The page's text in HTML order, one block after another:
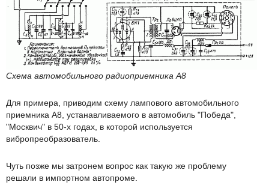
Схема автомобильного радиоприемника А8
Для примера, приводим схему лампового автомобильного
приемника А8, устанавливаемого в автомобиль "Победа",
"Москвич" в 50-х годах, в которой используется
вибропреобразователь.
Чуть позже мы затронем вопрос как такую же проблему
решали в импортном автопроме.